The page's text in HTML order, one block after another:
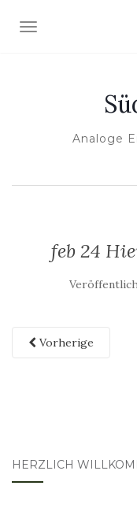
NAVIGATION
Analoge
feb 24
Vorherige
HERZLICH